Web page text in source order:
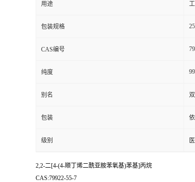
用途
包装规格
CAS编号
纯度
别名
包装
级别
2,2-二[4-(4-顺丁烯二酰亚胺苯氧基)苯基]丙烷
CAS:79922-55-7